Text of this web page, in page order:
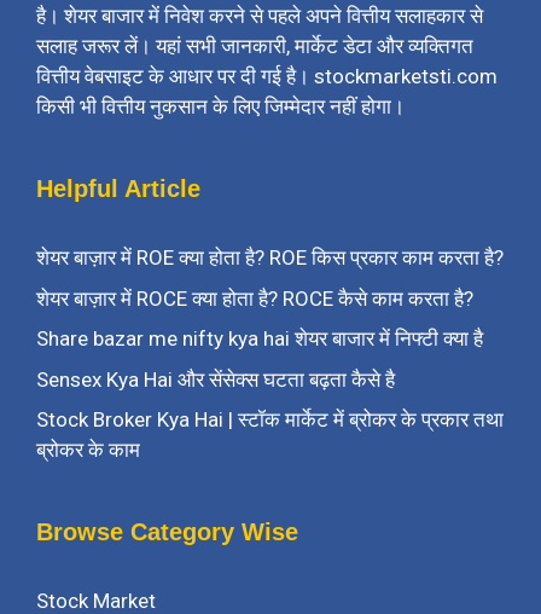
है। शेयर बाजार में निवेश करने से पहले अपने वित्तीय सलाहकार से
सलाह जरूर लें। यहां सभी जानकारी, मार्केट डेटा और व्यक्तिगत
वित्तीय वेबसाइट के आधार पर दी गई है। stockmarketsti.com
किसी भी वित्तीय नुकसान के लिए जिम्मेदार नहीं होगा।
Helpful Article
शेयर बाज़ार में ROE क्या होता है? ROE किस प्रकार काम करता है?
शेयर बाज़ार में ROCE क्या होता है? ROCE कैसे काम करता है?
Share bazar me nifty kya hai शेयर बाजार में निफ्टी क्या है
Sensex Kya Hai और सेंसेक्स घटता बढ़ता कैसे है
Stock Broker Kya Hai | स्टॉक मार्केट में ब्रोकर के प्रकार तथा
ब्रोकर के काम
Browse Category Wise
Stock Market